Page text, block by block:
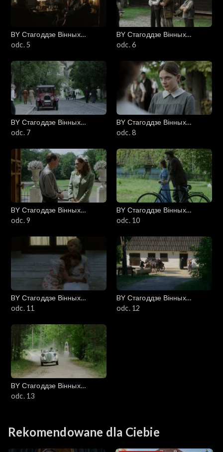
BY Стагоддзе Вінных
(Stulecie Winnych)
odc. 5
BY Стагоддзе Вінных
(Stulecie Winnych)
odc. 6
BY Стагоддзе Вінных
(Stulecie Winnych)
odc. 7
BY Стагоддзе Вінных
(Stulecie Winnych)
odc. 8
BY Стагоддзе Вінных
(Stulecie Winnych)
odc. 9
BY Стагоддзе Вінных
(Stulecie Winnych)
odc. 10
BY Стагоддзе Вінных
(Stulecie Winnych)
odc. 11
BY Стагоддзе Вінных
(Stulecie Winnych)
odc. 12
BY Стагоддзе Вінных
(Stulecie Winnych)
odc. 13
Rekomendowane dla Ciebie